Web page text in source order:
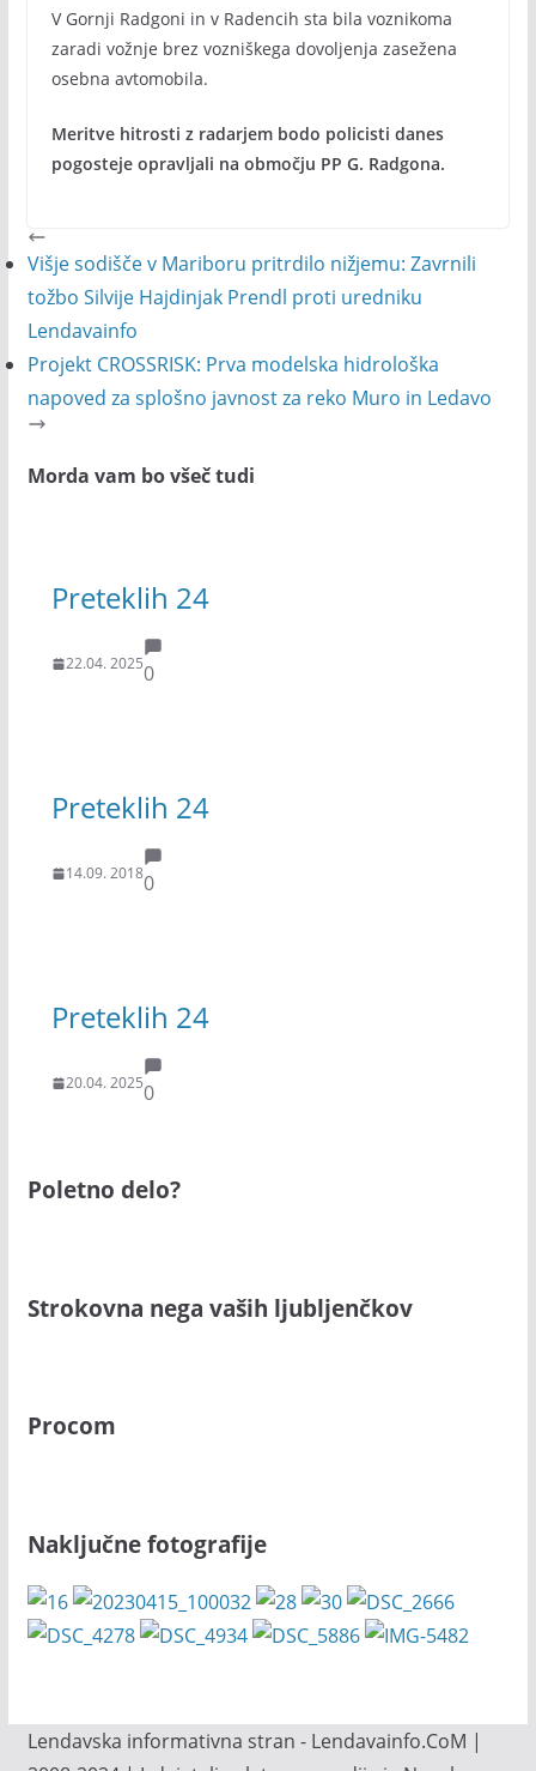
V Gornji Radgoni in v Radencih sta bila voznikoma
zaradi vožnje brez vozniškega dovoljenja zasežena
osebna avtomobila.
Meritve hitrosti z radarjem bodo policisti danes
pogosteje opravljali na območju PP G. Radgona.
Višje sodišče v Mariboru pritrdilo nižjemu: Zavrnili
tožbo Silvije Hajdinjak Prendl proti uredniku
Lendavainfo
Projekt CROSSRISK: Prva modelska hidrološka
napoved za splošno javnost za reko Muro in Ledavo
Morda vam bo všeč tudi
Preteklih 24
22.04. 20250
Preteklih 24
14.09. 20180
Preteklih 24
20.04. 20250
Poletno delo?
Strokovna nega vaših ljubljenčkov
Procom
Naključne fotografije
Lendavska informativna stran - Lendavainfo.CoM |